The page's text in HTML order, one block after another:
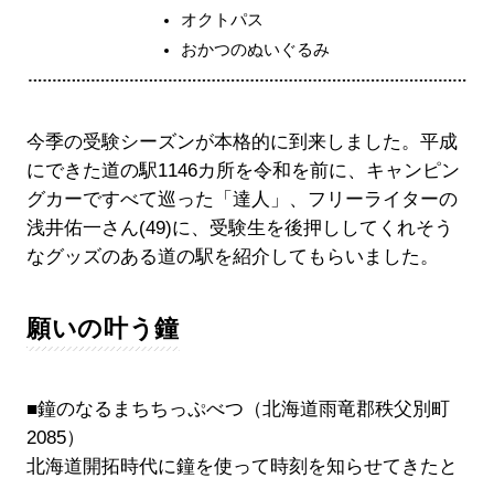
オクトパス
おかつのぬいぐるみ
今季の受験シーズンが本格的に到来しました。平成
にできた道の駅1146カ所を令和を前に、キャンピン
グカーですべて巡った「達人」、フリーライターの
浅井佑一さん(49)に、受験生を後押ししてくれそう
なグッズのある道の駅を紹介してもらいました。
願いの叶う鐘
■鐘のなるまちちっぷべつ（北海道雨竜郡秩父別町
2085）
北海道開拓時代に鐘を使って時刻を知らせてきたと